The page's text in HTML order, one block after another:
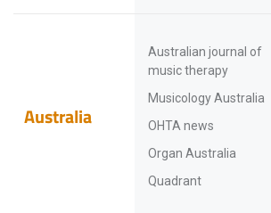
Australia
Australian journal of
music therapy
Musicology Australia
OHTA news
Organ Australia
Quadrant